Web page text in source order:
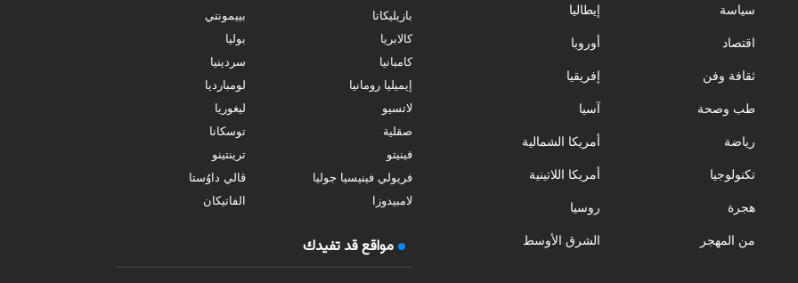
سياسة
اقتصاد
ثقافة وفن
طب وصحة
رياضة
تكنولوجيا
هجرة
من المهجر
إيطاليا
أوروبا
إفريقيا
آسيا
أمريكا الشمالية
أمريكا اللاتينية
روسيا
الشرق الأوسط
بازيليكاتا
بييمونتي
كالابريا
بوليا
كامبانيا
سردينيا
إيميليا رومانيا
لومبارديا
لاتسيو
ليغوريا
صقلية
توسكانا
فينيتو
ترينتينو
فريولي فينيسيا جوليا
ڤالي داوُستا
لامبيدوزا
الفاتيكان
مواقع قد تفيدك